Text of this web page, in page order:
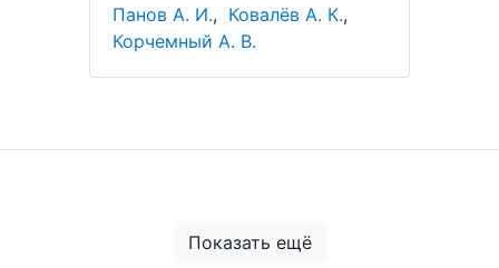
Панов А. И., Ковалёв А. К.,
Корчемный А. В.
Показать ещё